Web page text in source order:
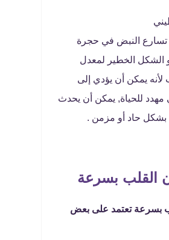
تسارع النبض في حجرة
الشكل الخطير لمعدل
يمكن أن يؤدي إلى
مهدد للحياة, يمكن أن يحدث
بشكل حاد أو مزمن .
القلب بسرعة
بسرعة تعتمد على بعض